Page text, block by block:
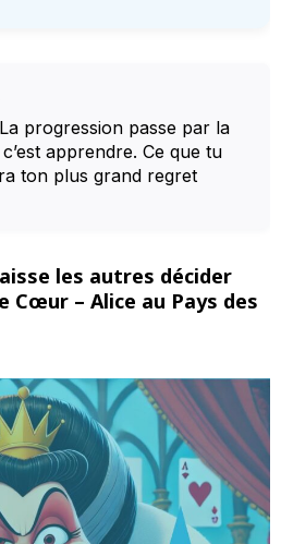
progression passe par la
apprendre. Ce que tu
ton plus grand regret
les autres décider
Cœur – Alice au Pays des